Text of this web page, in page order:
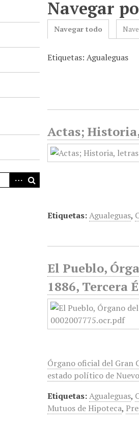
Navegar
Navegar todo
Etiquetas: Agualeguas
Actas;
Etiquetas:Agualeguas,
El Pueblo,
1886, Tercera
Órgano oficial del Gran
estado político de
Etiquetas:Agualeguas,
Mutuos de Hipoteca,